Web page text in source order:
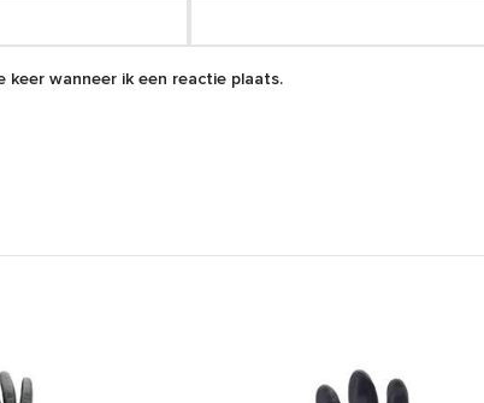
keer wanneer ik een reactie plaats.